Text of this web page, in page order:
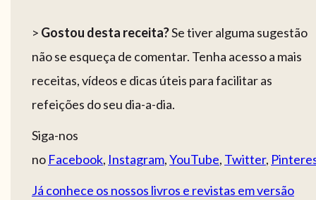
> Gostou desta receita?Se tiver alguma sugestão
não se esqueça de comentar. Tenha acesso a mais
receitas, vídeos e dicas úteis para facilitar as
refeições do seu dia-a-dia.
Siga-nos
no Facebook, Instagram,YouTube, Twitter,
Já conhece os nossos livros e revistas em versão